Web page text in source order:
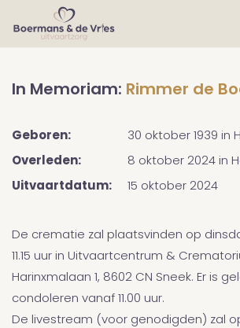
In Memoriam: Rimmer de
Geboren: 30 oktober 1939 in
Overleden: 8 oktober 2024 in
Uitvaartdatum: 15 oktober 2024
De crematie zal plaatsvinden op
11.15 uur in Uitvaartcentrum &
Harinxmalaan 1, 8602 CN Sneek. Er is
condoleren vanaf 11.00 uur.
De livestream (voor genodigden) zal